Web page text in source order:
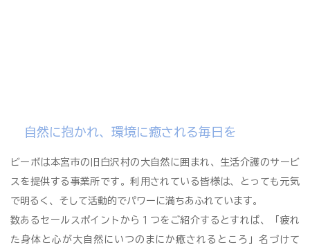
自然に抱かれ、環境に癒される毎日を
ビーボは本宮市の旧白沢村の大自然に囲まれ、生活介護のサービ
スを提供する事業所です。利用されている皆様は、とっても元気
で明るく、そして活動的でパワーに満ちあふれています。
数あるセールスポイントから１つをご紹介するとすれば、「疲れ
た身体と心が大自然にいつのまにか癒されるところ」名づけて